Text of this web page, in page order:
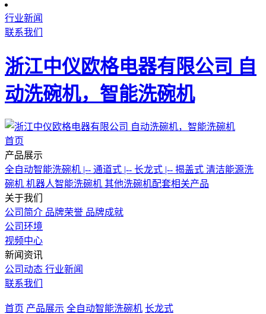
行业新闻
联系我们
浙江中仪欧格电器有限公司 自
动洗碗机，智能洗碗机
首页
产品展示
全自动智能洗碗机 |-- 通道式 |-- 长龙式 |-- 揭盖式 清洁能源洗
碗机 机器人智能洗碗机 其他洗碗机配套相关产品
关于我们
公司简介 品牌荣誉 品牌成就
公司环境
视频中心
新闻资讯
公司动态 行业新闻
联系我们
首页 产品展示 全自动智能洗碗机 长龙式